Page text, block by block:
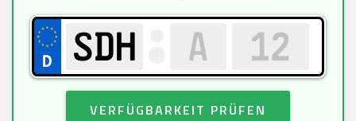
VERFÜGBARKEIT PRÜFEN